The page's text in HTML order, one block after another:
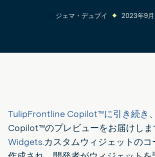
ジェマ・デュプイ 2023年9
TulipFrontline Copilot™に引き続き
Copilot™のプレビューをお届けしま
Widgets.カスタムウィジェットの